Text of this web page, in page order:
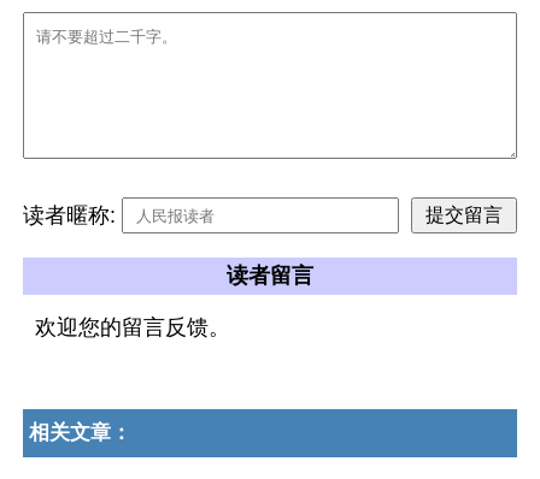
读者暱称:
读者留言
欢迎您的留言反馈。
相关文章：